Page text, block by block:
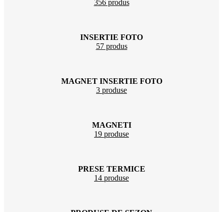
356 produs
INSERTIE FOTO
57 produs
MAGNET INSERTIE FOTO
3 produse
MAGNETI
19 produse
PRESE TERMICE
14 produse